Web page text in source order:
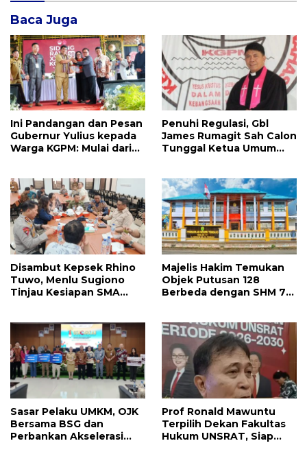
Baca Juga
Ini Pandangan dan Pesan
Gubernur Yulius kepada
Warga KGPM: Mulai dari
Penuhi Regulasi, Gbl
James Rumagit Sah Calon
Tunggal Ketua Umum
Disambut Kepsek Rhino
Tuwo, Menlu Sugiono
Tinjau Kesiapan SMA
Arahannya
Majelis Hakim Temukan
Objek Putusan 128
Berbeda dengan SHM 79,
Tondano
Sasar Pelaku UMKM, OJK
Bersama BSG dan
Perbankan Akselerasi
Prof Ronald Mawuntu
Terpilih Dekan Fakultas
Hukum UNSRAT, Siap